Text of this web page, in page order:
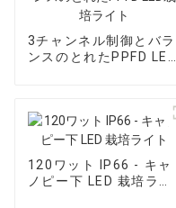
3チャンネル制御とバラ
ンスのとれたPPFD LED
120ワット IP66 - キャ
ノピー下 LED 栽培ライ